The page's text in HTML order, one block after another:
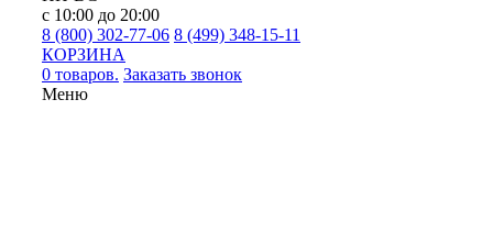
с 10:00 до 20:00
8 (800) 302-77-06 8 (499) 348-15-11
КОРЗИНА
0 товаров. Заказать звонок
Меню